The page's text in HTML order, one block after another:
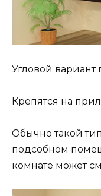
Угловой вариант
Крепятся на
Обычно такой
подсобном
комнате может